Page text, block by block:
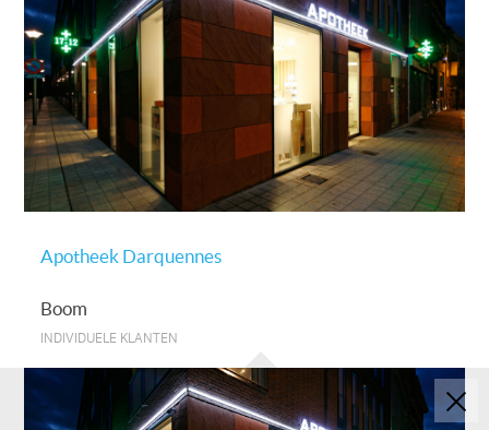
Apotheek Darquennes
Boom
INDIVIDUELE KLANTEN